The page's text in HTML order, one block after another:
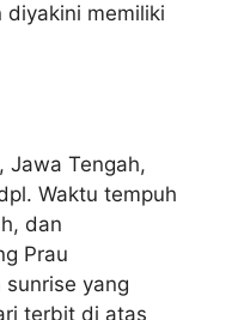
diyakini memiliki
Jawa Tengah,
Waktu tempuh
dan
Prau
yang
terbit di atas